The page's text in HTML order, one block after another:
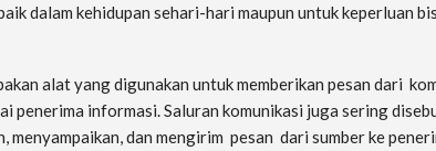
dalam kehidupan sehari-hari maupun untuk keperluan
alat yang digunakan untuk memberikan pesan dari
penerima informasi. Saluran komunikasi juga sering
menyampaikan, dan mengirim pesan dari sumber ke